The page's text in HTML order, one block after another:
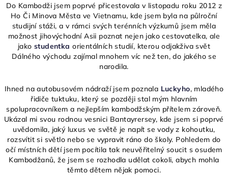
Do Kambodži jsem poprvé přicestovala v listopadu roku 2012 z
Ho Či Minova Města ve Vietnamu, kde jsem byla na půlroční
studijní stáži, a v rámci svých terénních výzkumů jsem měla
možnost jihovýchodní Asii poznat nejen jako cestovatelka, ale
jakostudentka orientálních studií, kterou odjakživa svět
Dálného východu zajímal mnohem víc než ten, do jakého se
narodila.
Ihned na autobusovém nádraží jsem poznala Luckyho, mladého
řidiče tuktuku, který se později stal mým hlavním
spolupracovníkem a nejlepším kambodžským přítelem zároveň.
Ukázal mi svou rodnou vesnici Bantayrersey, kde jsem si poprvé
uvědomila, jaký luxus ve světě je napít se vody z kohoutku,
rozsvítit si světlo nebo se vypravit ráno do školy. Pohledem do
očí místních dětí jsem pocítila tak neuvěřitelný soucit s osudem
Kambodžanů, že jsem se rozhodla udělat cokoli, abych mohla
těmto dětem nějak pomoci.